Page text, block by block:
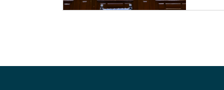
entre otros, mostraron su respaldo al